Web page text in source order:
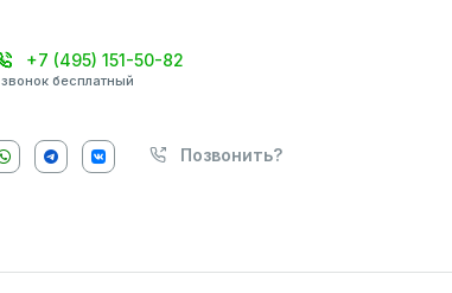
+7 (495) 151-50-82
звонок бесплатный
Позвонить?